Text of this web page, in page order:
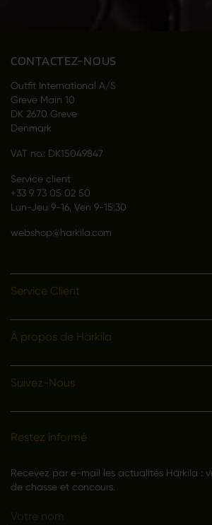
CONTACTEZ-NOUS
Outfit International A/S
Greve Main 10
DK 2670 Greve
Denmark
VAT no.: DK15049847
Service client
+33 9 73 05 02 50
Lun-Jeu 9-16, Ven 9-15:30
webshop@harkila.com
Service Client
À propos de Härkila
Suivez-Nous
Restez informé
Recevez par e-mail les actualités Härkila :
de chasse et concours.